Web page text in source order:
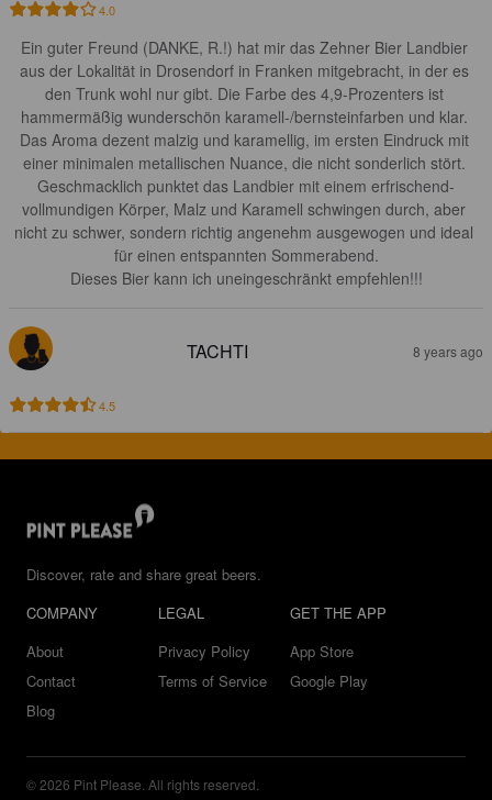
4.0
Ein guter Freund (DANKE, R.!) hat mir das Zehner Bier Landbier
aus der Lokalität in Drosendorf in Franken mitgebracht, in der es
den Trunk wohl nur gibt. Die Farbe des 4,9-Prozenters ist
hammermäßig wunderschön karamell-/bernsteinfarben und klar.
Das Aroma dezent malzig und karamellig, im ersten Eindruck mit
einer minimalen metallischen Nuance, die nicht sonderlich stört.
Geschmacklich punktet das Landbier mit einem erfrischend-
vollmundigen Körper, Malz und Karamell schwingen durch, aber
nicht zu schwer, sondern richtig angenehm ausgewogen und ideal
für einen entspannten Sommerabend.
Dieses Bier kann ich uneingeschränkt empfehlen!!!
TACHTI 8 years ago
4.5
Discover, rate and share great beers.
COMPANY
About
Contact
Blog
LEGAL
Privacy Policy
Terms of Service
GET THE APP
App Store
Google Play
© 2026 Pint Please. All rights reserved.